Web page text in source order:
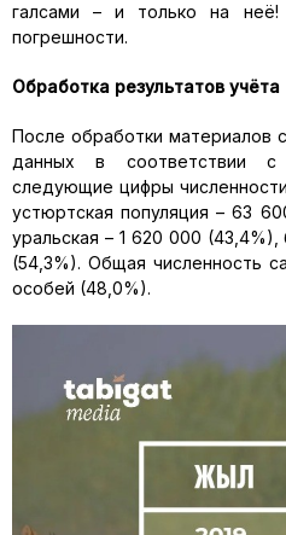
галсами – и только на
погрешности.
Обработка результатов учёта
После обработки материалов
данных в соответствии с
следующие цифры
устюртская популяция – 63
уральская – 1 620 000 (43,4%),
(54,3%). Общая численность
особей (48,0%).